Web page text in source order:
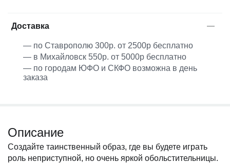
Доставка
— по Ставрополю 300р. от 2500р бесплатно
— в Михайловск 550р. от 5000р бесплатно
— по городам ЮФО и СКФО возможна в день
заказа
Описание
Создайте таинственный образ, где вы будете играть
роль неприступной, но очень яркой обольстительницы.